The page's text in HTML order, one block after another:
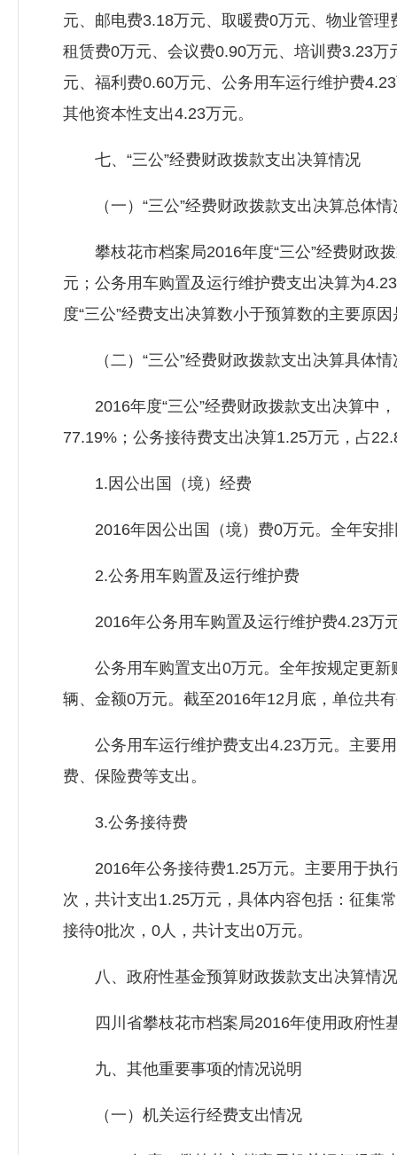
元、邮电费3.18万元、取暖费0万元、物业管
租赁费0万元、会议费0.90万元、培训费3.23
元、福利费0.60万元、公务用车运行维护费
其他资本性支出4.23万元。
七、“三公”经费财政拨款支出决算情况
（一）“三公”经费财政拨款支出决算总体情
攀枝花市档案局2016年度“三公”经费财政拨
元；公务用车购置及运行维护费支出决算为
度“三公”经费支出决算数小于预算数的主要原
（二）“三公”经费财政拨款支出决算具体情
2016年度“三公”经费财政拨款支出决算中，
77.19%；公务接待费支出决算1.25万元，占
1.因公出国（境）经费
2016年因公出国（境）费0万元。全年安排
2.公务用车购置及运行维护费
2016年公务用车购置及运行维护费4.23万
公务用车购置支出0万元。全年按规定更新
辆、金额0万元。截至2016年12月底，单位共
公务用车运行维护费支出4.23万元。主要用
费、保险费等支出。
3.公务接待费
2016年公务接待费1.25万元。主要用于执行
次，共计支出1.25万元，具体内容包括：征集
接待0批次，0人，共计支出0万元。
八、政府性基金预算财政拨款支出决算情况
四川省攀枝花市档案局2016年使用政府性
九、其他重要事项的情况说明
（一）机关运行经费支出情况